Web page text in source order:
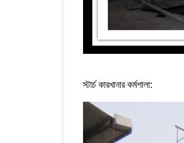
স্টার্চ কারখানার কর্মশালা: